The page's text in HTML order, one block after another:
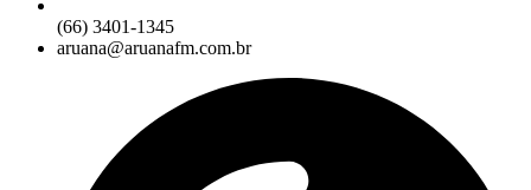
(66) 3401-1345
aruana@aruanafm.com.br